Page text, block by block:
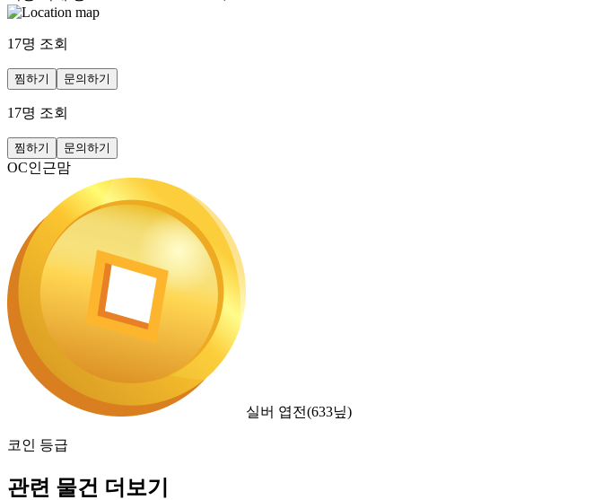
17명 조회
찜하기 문의하기
17명 조회
찜하기 문의하기
OC인근맘
실버 엽전(633닢)
코인 등급
관련 물건 더보기